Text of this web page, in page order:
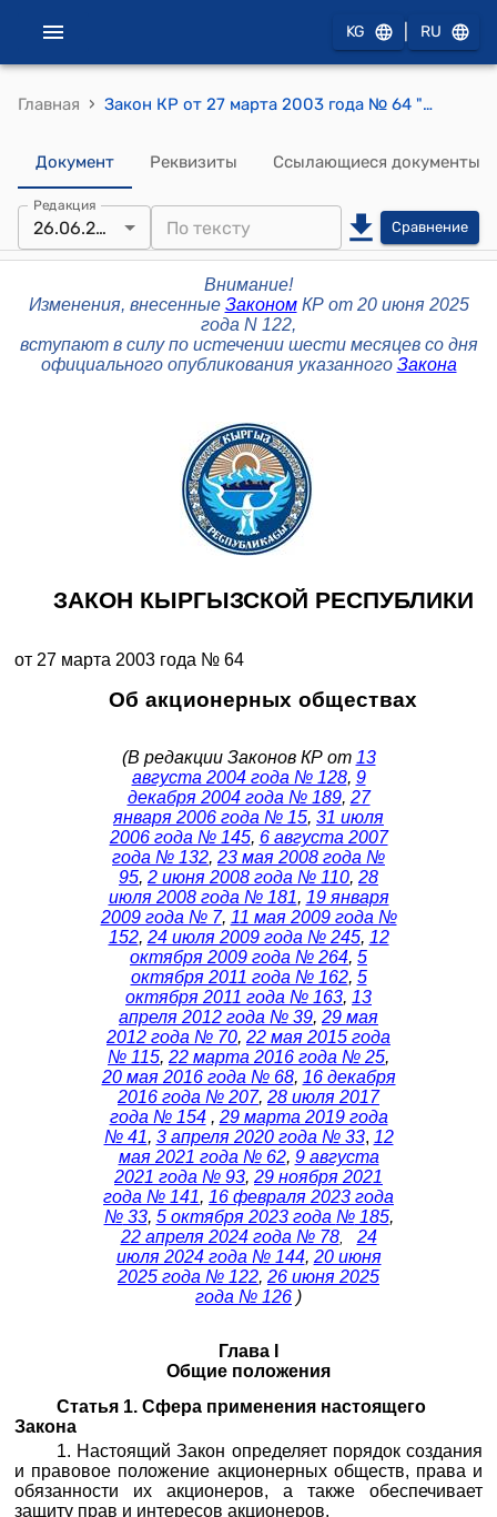
KG RU
Главная › Закон КР от 27 марта 2003 года № 64 "Об акционерных обществах"
Документ Реквизиты Ссылающиеся документы
Редакция
26.06.2025 Сравнение